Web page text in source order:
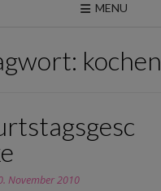
MENU
kochen
November 2010